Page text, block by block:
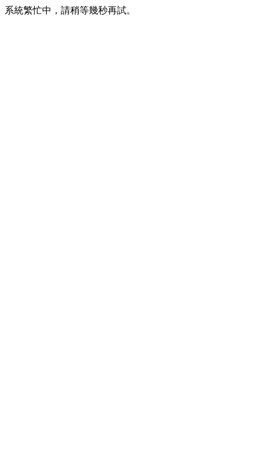
系統繁忙中，請稍等幾秒再試。